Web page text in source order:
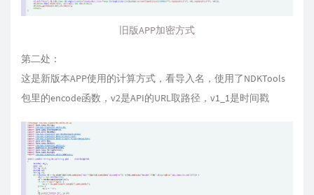
旧版APP加密方式
第二处：
这是新版本APP使用的计算方式，看导入名，使用了NDKTools
包里的encode函数，v2是API的URL取路径，v1_1是时间戳